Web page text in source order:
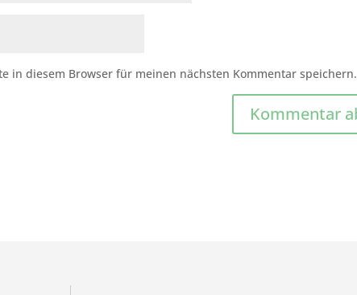
in diesem Browser für meinen nächsten Kommentar speichern.